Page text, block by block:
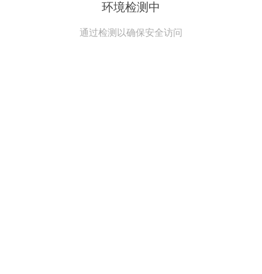
环境检测中
通过检测以确保安全访问